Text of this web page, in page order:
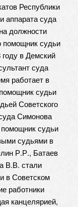
Республики
аппарата суда
должности
помощник судьи
в Демский
суда
работает в
судьи
Советского
Симонова
судьи
судьями в
Р.Р., Батаев
В.В. стали
в Советском
работники
канцелярией,